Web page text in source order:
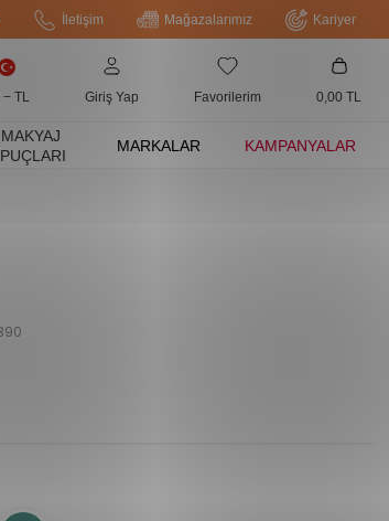
İletişim Mağazalarımız Kariyer
TL Giriş Yap Favorilerim 0,00 TL
MAKYAJ
MARKALAR KAMPANYALAR